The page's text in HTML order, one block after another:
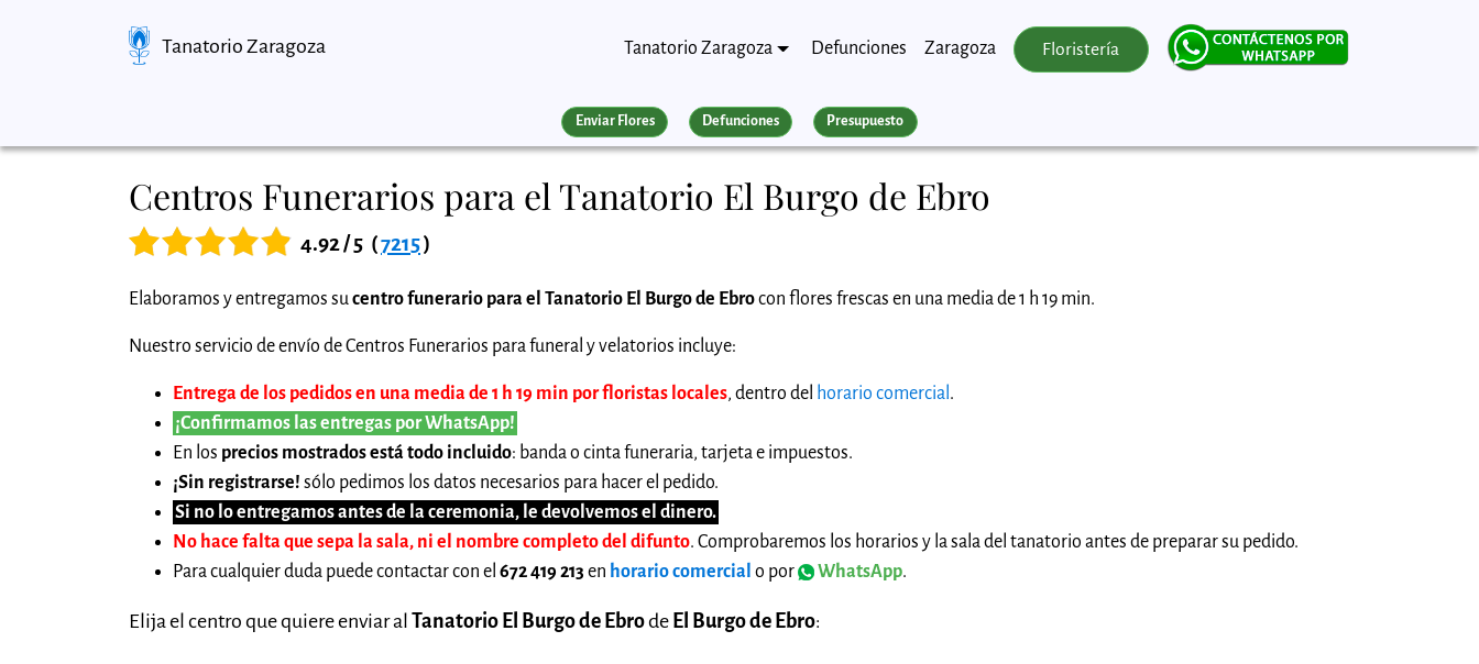
Tanatorio Zaragoza Tanatorio Zaragoza Defunciones Zaragoza Floristería
Enviar Flores Defunciones Presupuesto
Centros Funerarios para el Tanatorio El Burgo de Ebro
4.92 / 5 (7215)
Elaboramos y entregamos sucentro funerario para el Tanatorio El Burgo de Ebrocon flores frescas en una media de 1 h 19 min.
Nuestro servicio de envío de Centros Funerarios para funeral y velatorios incluye:
Entrega de los pedidos en una media de 1 h 19 min por floristas locales, dentro del horario comercial .
¡Confirmamos las entregas por WhatsApp!
En los precios mostrados está todo incluido: banda o cinta funeraria, tarjeta e impuestos.
¡Sin registrarse! sólo pedimos los datos necesarios para hacer el pedido.
Si no lo entregamos antes de la ceremonia, le devolvemos el dinero.
No hace falta que sepa la sala, ni el nombre completo del difunto. Comprobaremos los horarios y la sala del tanatorio antes de preparar su pedido.
Para cualquier duda puede contactar con el 672 419 213 en horario comercial o por WhatsApp.
Elija el centro que quiere enviar al Tanatorio El Burgo de Ebrode El Burgo de Ebro: